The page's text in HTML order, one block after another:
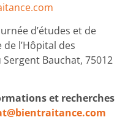
d’études et de
l’Hôpital des
Bauchat, 75012
et recherches